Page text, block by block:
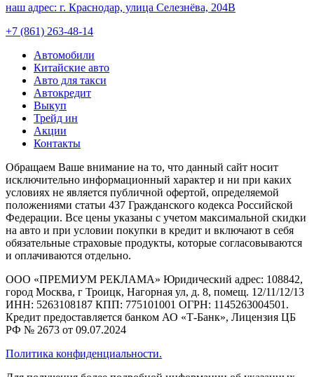
наш адрес: г. Краснодар, улица Селезнёва, 204В
+7 (861) 263-48-14
Автомобили
Китайские авто
Авто для такси
Автокредит
Выкуп
Трейд ин
Акции
Контакты
Обращаем Ваше внимание на то, что данный сайт носит
исключительно информационный характер и ни при каких
условиях не является публичной офертой, определяемой
положениями статьи 437 Гражданского кодекса Российской
Федерации. Все цены указаны с учетом максимальной скидки
на авто и при условии покупки в кредит и включают в себя
обязательные страховые продукты, которые согласовываются
и оплачиваются отдельно.
ООО «ПРЕМИУМ РЕКЛАМА» Юридический адрес: 108842,
город Москва, г Троицк, Нагорная ул, д. 8, помещ. 12/11/12/13
ИНН: 5263108187 КПП: 775101001 ОГРН: 1145263004501.
Кредит предоставляется банком АО «Т-Банк», Лицензия ЦБ
РФ № 2673 от 09.07.2024
Политика конфиденциальности.